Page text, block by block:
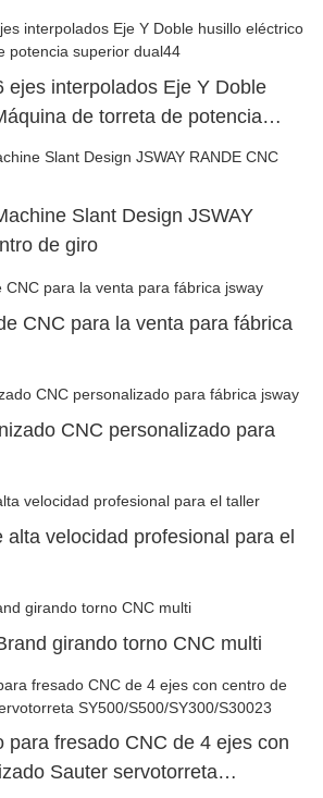
ejes interpolados Eje Y Doble
de torreta de potencia
Slant Design JSWAY
de giro
CNC para la venta para fábrica
CNC personalizado para
alta velocidad profesional para el
girando torno CNC multi
para fresado CNC de 4 ejes con
Sauter servotorreta